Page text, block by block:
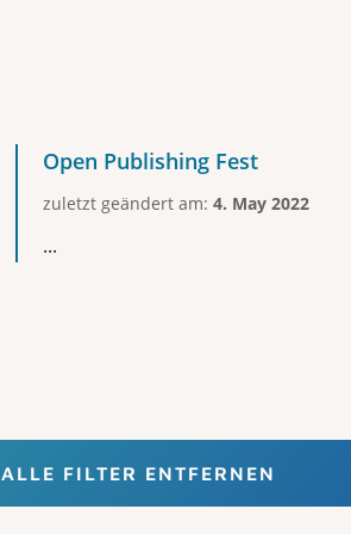
Open Publishing Fest
zuletzt geändert am: 4. May 2022
...
ALLE FILTER ENTFERNEN